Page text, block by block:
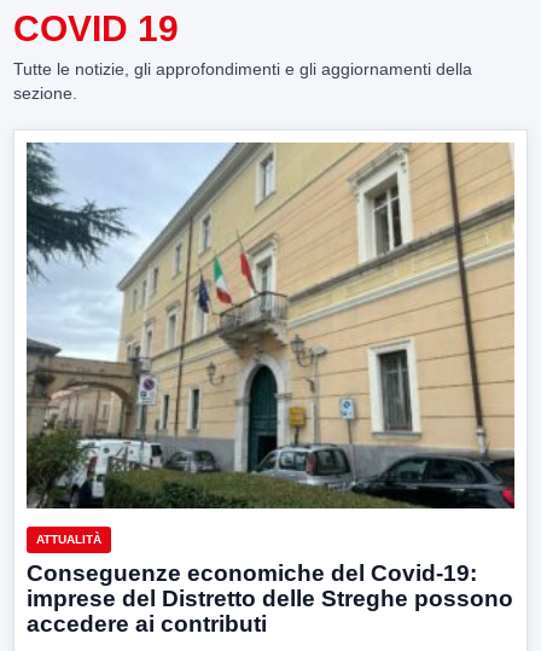
COVID 19
Tutte le notizie, gli approfondimenti e gli aggiornamenti della
sezione.
ATTUALITÀ
Conseguenze economiche del Covid-19:
imprese del Distretto delle Streghe possono
accedere ai contributi